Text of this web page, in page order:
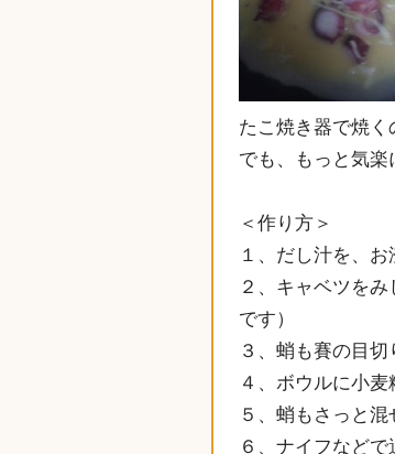
たこ焼き器で焼く
でも、もっと気楽
＜作り方＞
１、だし汁を、お
２、キャベツを
です）
３、蛸も賽の目切
４、ボウルに小
５、蛸もさっと
６、ナイフなど